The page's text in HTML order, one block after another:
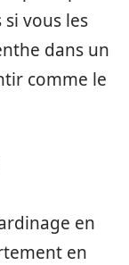
vous les
dans un
comme le
en
en